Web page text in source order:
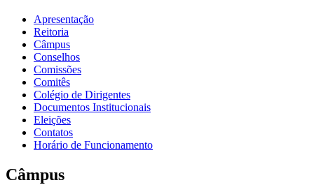
Apresentação
Reitoria
Câmpus
Conselhos
Comissões
Comitês
Colégio de Dirigentes
Documentos Institucionais
Eleições
Contatos
Horário de Funcionamento
Câmpus